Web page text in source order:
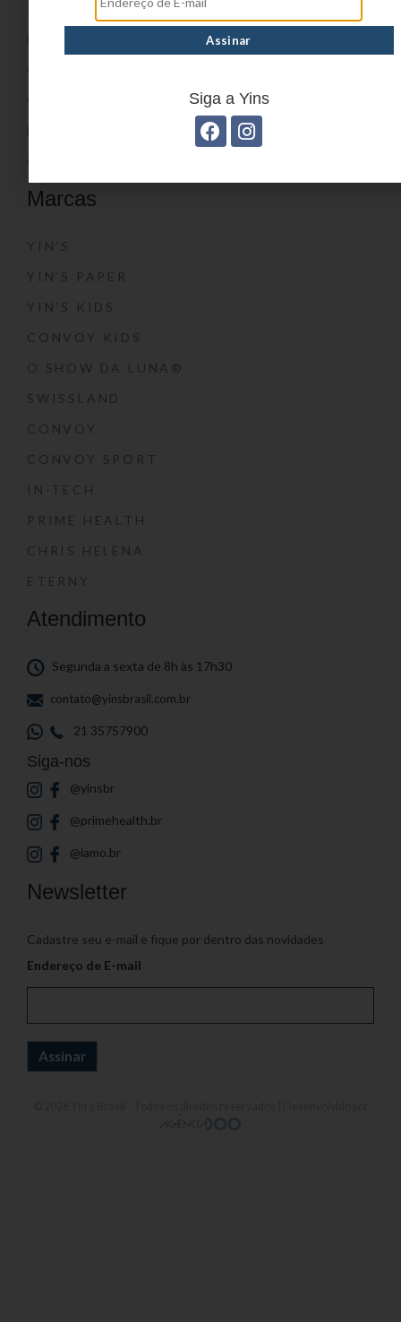
PRODUTOS
DÚVIDAS FREQUENTES
Marcas
YIN’S
YIN’S PAPER
YIN’S KIDS
CONVOY KIDS
O SHOW DA LUNA®
SWISSLAND
CONVOY
CONVOY SPORT
IN-TECH
PRIME HEALTH
CHRIS HELENA
ETERNY
Atendimento
Segunda a sexta de 8h às 17h30
contato@yinsbrasil.com.br
21 35757900
Siga-nos
@yinsbr
@primehealth.br
@iamo.br
Newsletter
Cadastre seu e-mail e fique por dentro das novidades
Endereço de E-mail
Siga a Yins